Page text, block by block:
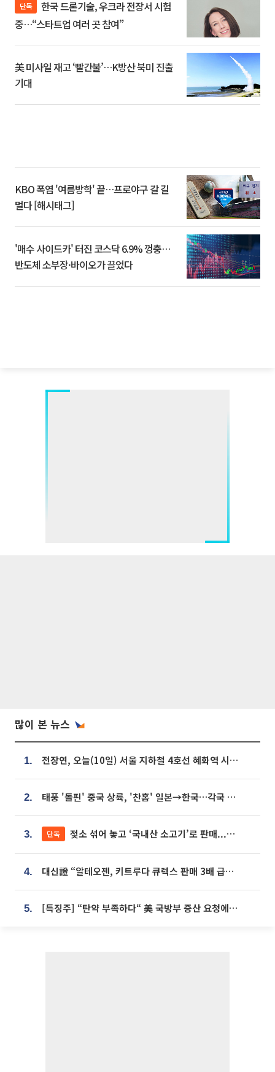
단독
중…“스타트업 여러 곳 참여”
美 미사일 재고 ‘빨간불’…K방산 북미 진출
기대
KBO 폭염 '여름방학' 끝…프로야구 갈 길
멀다 [해시태그]
'매수 사이드카' 터진 코스닥 6.9% 껑충…
반도체 소부장·바이오가 끌었다
많이 본 뉴스
1. 전장연, 오늘(10일) 서울 지하철 4호선 혜화역 시위…1호선 용산역 무정차
2. 태풍 '돌핀' 중국 상륙, '찬홈' 일본→한국…각국 기상청 예상 경로는?
3. 단독 젖소 섞어 놓고 ‘국내산 소고기’로 판매...홈쇼핑 표기, 현실과 괴리 어쩌나
4. 대신證 “알테오젠, 키트루다 큐렉스 판매 3배 급증…목표가 41만원 상향”
5. [특징주] “탄약 부족하다“ 美 국방부 증산 요청에⋯국내 방산주 급등세